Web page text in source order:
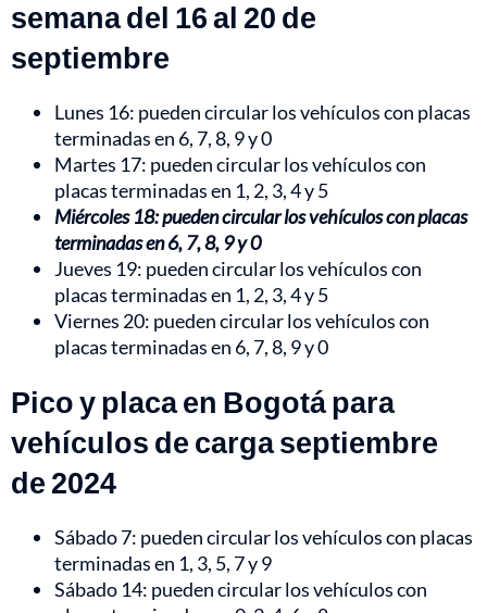
semana del 16 al 20 de
septiembre
Lunes 16: pueden circular los vehículos con placas
terminadas en 6, 7, 8, 9 y 0
Martes 17: pueden circular los vehículos con
placas terminadas en 1, 2, 3, 4 y 5
Miércoles 18: pueden circular los vehículos con placas
terminadas en 6, 7, 8, 9 y 0
Jueves 19: pueden circular los vehículos con
placas terminadas en 1, 2, 3, 4 y 5
Viernes 20: pueden circular los vehículos con
placas terminadas en 6, 7, 8, 9 y 0
Pico y placa en Bogotá para
vehículos de carga septiembre
de 2024
Sábado 7: pueden circular los vehículos con placas
terminadas en 1, 3, 5, 7 y 9
Sábado 14: pueden circular los vehículos con